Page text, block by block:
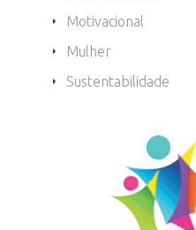
Motivacional
Mulher
Sustentabilidade